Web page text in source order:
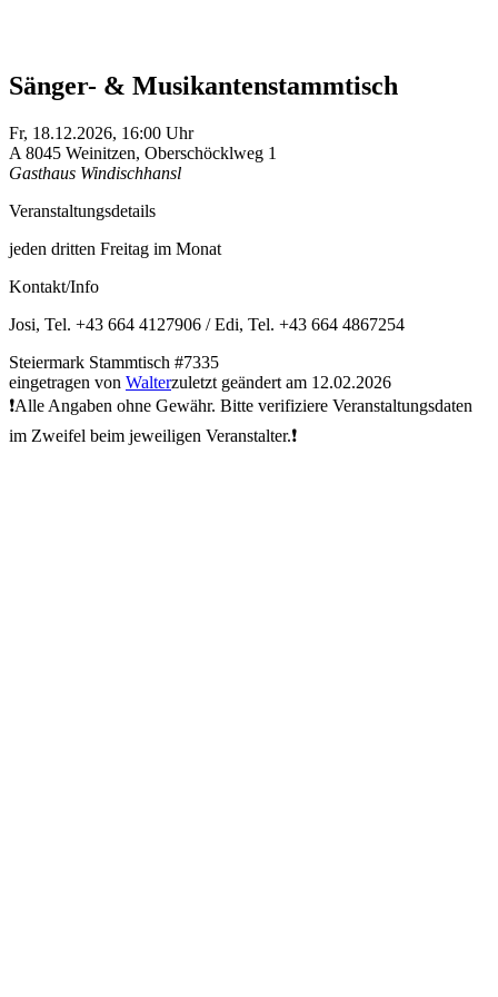
Sänger- & Musikantenstammtisch
Fr, 18.12.2026, 16:00 Uhr
A 8045 Weinitzen, Oberschöcklweg 1
Gasthaus Windischhansl
Veranstaltungsdetails
jeden dritten Freitag im Monat
Kontakt/Info
Josi, Tel. +43 664 4127906 / Edi, Tel. +43 664 4867254
Steiermark Stammtisch #7335
eingetragen von Walterzuletzt geändert am 12.02.2026
❗Alle Angaben ohne Gewähr. Bitte verifiziere Veranstaltungsdaten
im Zweifel beim jeweiligen Veranstalter.❗